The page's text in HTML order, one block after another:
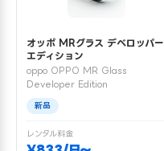
オッポ MRグラス デベロッパー
エディション
oppo OPPO MR Glass
Developer Edition
新品
レンタル料金